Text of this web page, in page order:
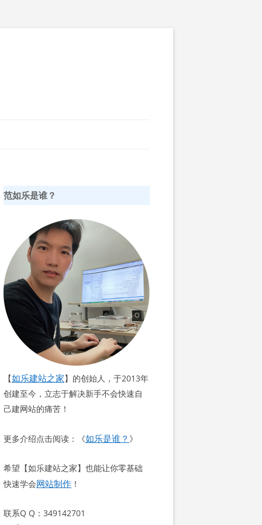
范如乐是谁？
【如乐建站之家】的创始人，于2013年
创建至今，立志于解决新手不会快速自
己建网站的痛苦！
更多介绍点击阅读：《如乐是谁？ 》
希望【如乐建站之家】也能让你零基础
快速学会网站制作 ！
联系Q Q：349142701